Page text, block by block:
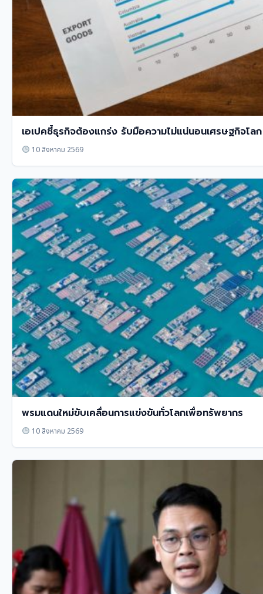
เอเปคชี้ธุรกิจต้องแกร่ง รับมือความไม่แน่นอนเศรษฐกิจโลก
10 สิงหาคม 2569
พรมแดนใหม่ขับเคลื่อนการแข่งขันทั่วโลกเพื่อทรัพยากร
10 สิงหาคม 2569